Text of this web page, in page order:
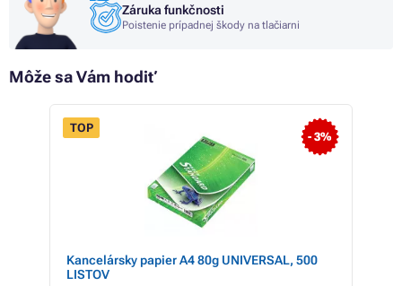
Záruka funkčnosti
Poistenie prípadnej škody na tlačiarni
Môže sa Vám hodiť
- 3%
TOP
Kancelársky papier A4 80g UNIVERSAL, 500
LISTOV